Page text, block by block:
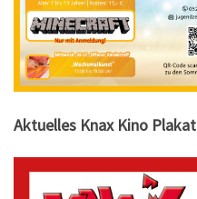
Aktuelles Knax Kino Plakat